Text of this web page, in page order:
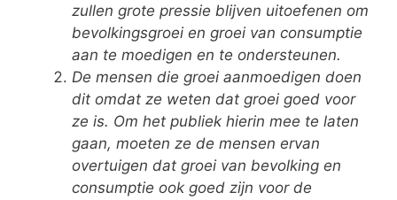
zullen grote pressie blijven uitoefenen om
bevolkingsgroei en groei van consumptie
aan te moedigen en te ondersteunen.
De mensen die groei aanmoedigen doen
dit omdat ze weten dat groei goed voor
ze is. Om het publiek hierin mee te laten
gaan, moeten ze de mensen ervan
overtuigen dat groei van bevolking en
consumptie ook goed zijn voor de